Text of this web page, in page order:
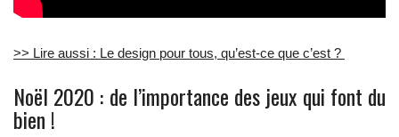
>> Lire aussi : Le design pour tous, qu’est-ce que c’est ?
Noël 2020 : de l’importance des jeux qui font du
bien !